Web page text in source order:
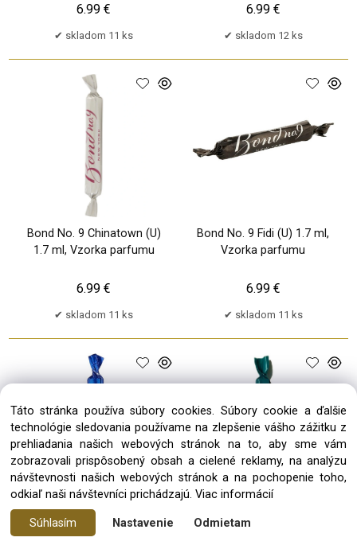
skladom 11 ks
6.99 €
skladom 12 ks
6.99 €
Bond No. 9 Chinatown (U)
1.7 ml, Vzorka parfumu
skladom 11 ks
6.99 €
Bond No. 9 Fidi (U) 1.7 ml,
Vzorka parfumu
skladom 11 ks
6.99 €
Bond No. 9 Governors
Island (U) 1.7 ml, Vzorka
Village (U) 1.7 ml, Vzorka
Táto stránka používa súbory cookies. Súbory cookie a ďalšie
technológie sledovania používame na zlepšenie vášho zážitku z
prehliadania našich webových stránok na to, aby sme vám
zobrazovali prispôsobený obsah a cielené reklamy, na analýzu
návštevnosti našich webových stránok a na pochopenie toho,
odkiaľ naši návštevníci prichádzajú. Viac informácií
Súhlasím Nastavenie Odmietam